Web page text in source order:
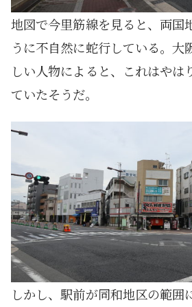
地図で今里筋線を見ると、両国
うに不自然に蛇行している。大
しい人物によると、これはやは
ていたそうだ。
しかし、駅前が同和地区の範囲